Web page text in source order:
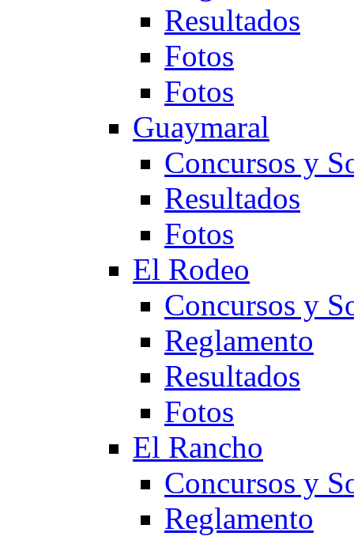
Resultados
Fotos
Fotos
Guaymaral
Concursos y
Resultados
Fotos
El Rodeo
Concursos y
Reglamento
Resultados
Fotos
El Rancho
Concursos y
Reglamento